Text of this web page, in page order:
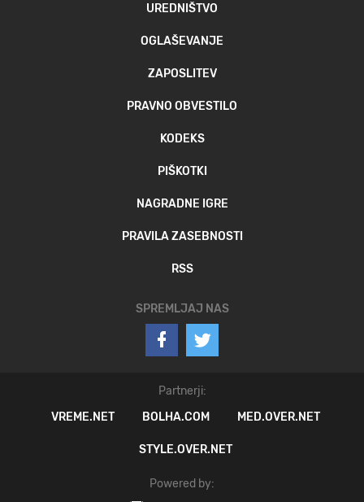
UREDNIŠTVO
OGLAŠEVANJE
ZAPOSLITEV
PRAVNO OBVESTILO
KODEKS
PIŠKOTKI
NAGRADNE IGRE
PRAVILA ZASEBNOSTI
RSS
SPREMLJAJ NAS
Partnerji:
VREME.NET
BOLHA.COM MED.OVER.NET
STYLE.OVER.NET
Powered by: